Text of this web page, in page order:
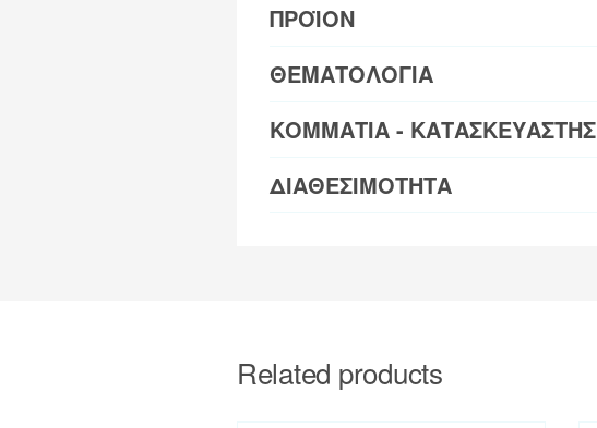
ΠΡΟΪΟΝ
ΘΕΜΑΤΟΛΟΓΙΑ
ΚΟΜΜΑΤΙΑ - ΚΑΤΑΣΚΕΥΑΣΤΗΣ
ΔΙΑΘΕΣΙΜΟΤΗΤΑ
Related products